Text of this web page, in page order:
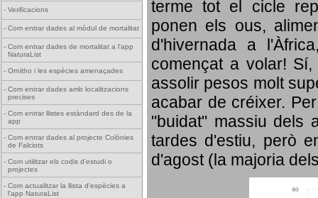
- Verificacions
- Com entrar dades al mòdul de mortalitat
- Com entrar dades de mortalitat a l'app
NaturaList
- Ornitho i les espècies amenaçades
- Com entrar dades amb localitzacions
precises
- Com entrar llistes estàndard des de la
app
- Com entrar dades al projecte Colònies
de Falciots
- Com utilitzar els codis d'estudi o
projectes
- Com actualitzar la llista d'espècies a
l'app NaturaList
terme tot el cicle
ponen els ous,
d'hivernada a
començat a volar!
assolir pesos molt
acabar de créixer.
"buidat" massiu dels
tardes d'estiu, però
d'agost (la majoria